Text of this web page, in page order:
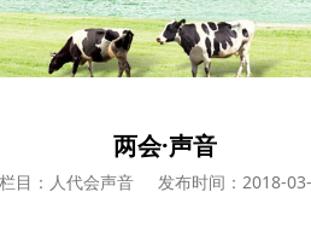
两会·声音
栏目：人代会声音 发布时间：2018-